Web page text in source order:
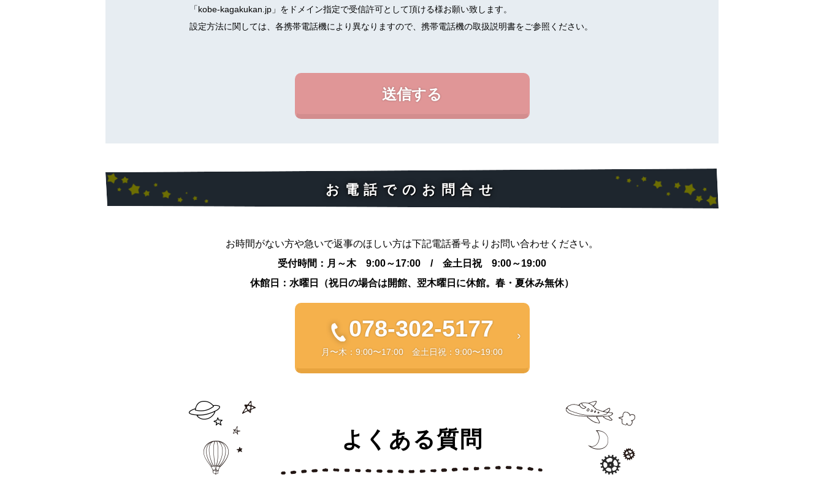
「kobe-kagakukan.jp」をドメイン指定で受信許可として頂ける様お願い致します。
設定方法に関しては、各携帯電話機により異なりますので、携帯電話機の取扱説明書をご参照ください。
お電話でのお問合せ
お時間がない方や急いで返事のほしい方は下記電話番号よりお問い合わせください。
受付時間：月～木 9:00～17:00 / 金土日祝 9:00～19:00
休館日：水曜日（祝日の場合は開館、翌木曜日に休館。春・夏休み無休）
078-302-5177
月〜木：9:00〜17:00 金土日祝：9:00〜19:00
よくある質問